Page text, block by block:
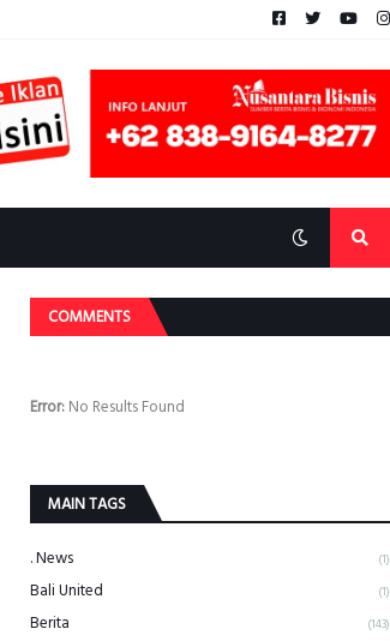
COMMENTS
Error:No Results Found
MAIN TAGS
. News (1)
Bali United (1)
Berita (143)